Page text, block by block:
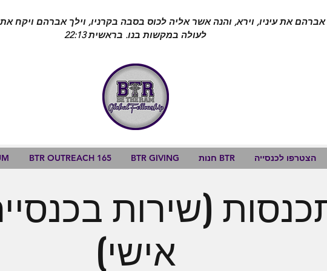
אברהם את עיניו, וירא, והנה אשר אליה לכוס בסבה בקרניו, וילך אברהם ויקח
לעולה במקשות בנו. בראשית 22:13
(שירות
אישי)
BTR OUTREACH 165 BTR GIVING חנות BTR הצטרפו לכנסייה